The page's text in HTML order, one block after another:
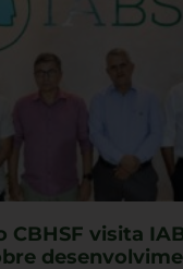
CBHSF visita